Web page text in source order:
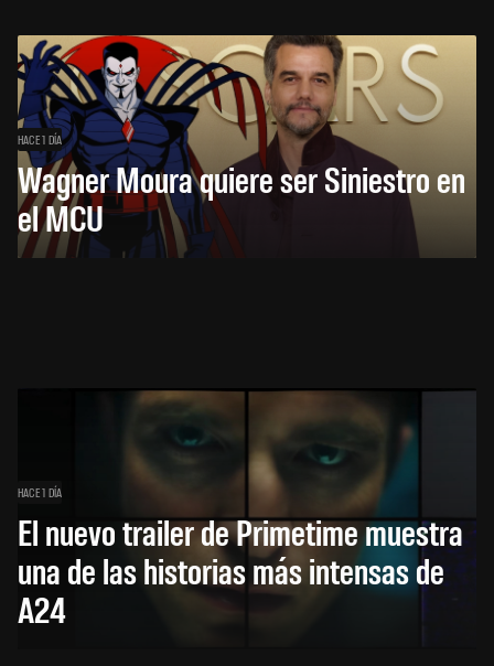
HACE 1 DÍA
Wagner Moura quiere ser Siniestro en
el MCU
HACE 1 DÍA
El nuevo trailer de Primetime muestra
una de las historias más intensas de
A24